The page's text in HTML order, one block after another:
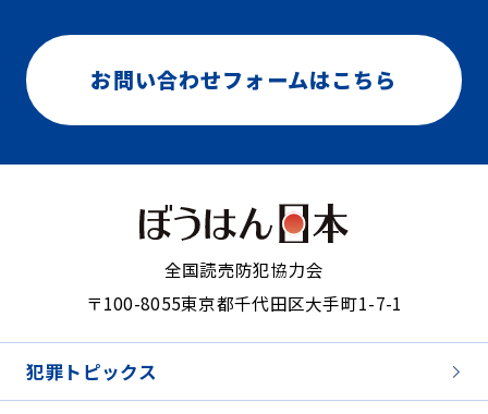
お問い合わせフォームはこちら
全国読売防犯協力会
〒100-8055東京都千代田区大手町1-7-1
犯罪トピックス